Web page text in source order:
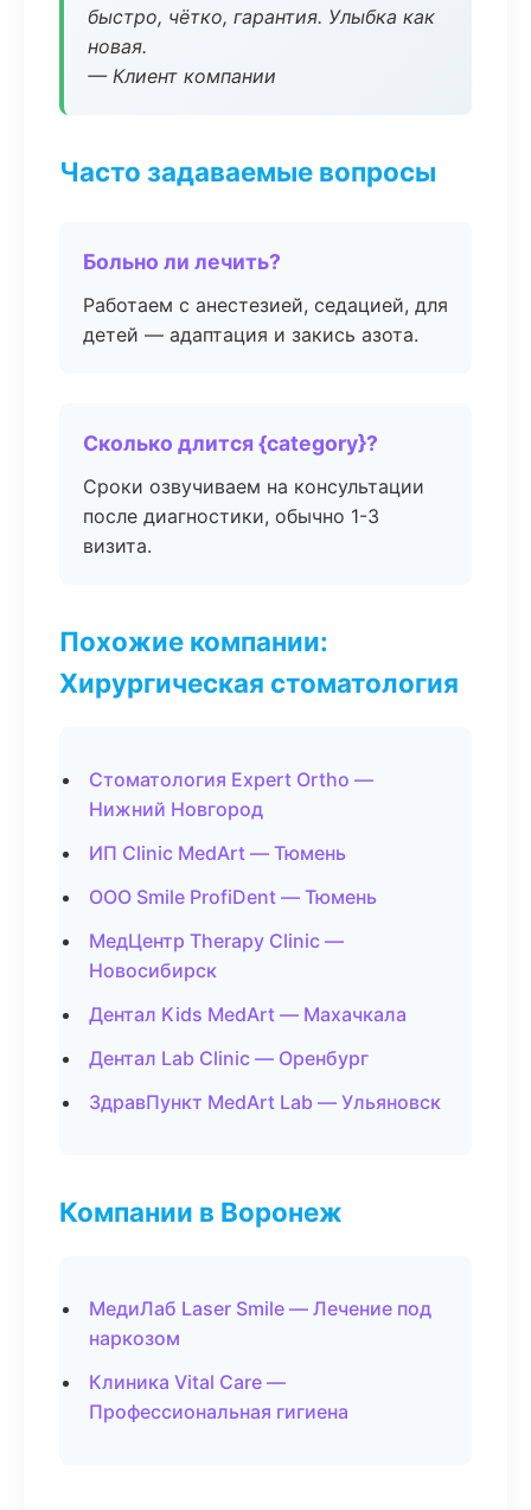
быстро, чётко, гарантия. Улыбка как
новая.
— Клиент компании
Часто задаваемые вопросы
Больно ли лечить?
Работаем с анестезией, седацией, для
детей — адаптация и закись азота.
Сколько длится {category}?
Сроки озвучиваем на консультации
после диагностики, обычно 1-3
визита.
Похожие компании:
Хирургическая стоматология
Стоматология Expert Ortho —
Нижний Новгород
ИП Clinic MedArt — Тюмень
ООО Smile ProfiDent — Тюмень
МедЦентр Therapy Clinic —
Новосибирск
Дентал Kids MedArt — Махачкала
Дентал Lab Clinic — Оренбург
ЗдравПункт MedArt Lab — Ульяновск
Компании в Воронеж
МедиЛаб Laser Smile — Лечение под
наркозом
Клиника Vital Care —
Профессиональная гигиена